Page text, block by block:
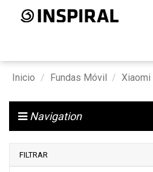
Inicio Fundas Móvil Xiaomi
Navigation
FILTRAR